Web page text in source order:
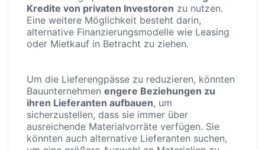
Kredite von privaten Investoren zu nutzen.
Eine weitere Möglichkeit besteht darin,
alternative Finanzierungsmodelle wie Leasing
oder Mietkauf in Betracht zu ziehen.
Um die Lieferengpässe zu reduzieren, könnten
Bauunternehmen engere Beziehungen zu
ihren Lieferanten aufbauen, um
sicherzustellen, dass sie immer über
ausreichende Materialvorräte verfügen. Sie
könnten auch alternative Lieferanten suchen,